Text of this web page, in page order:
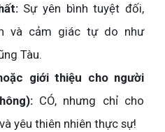
Sự yên bình tuyệt đối,
và cảm giác tự do như
Tàu.
giới thiệu cho người
CÓ, nhưng chỉ cho
yêu thiên nhiên thực sự!